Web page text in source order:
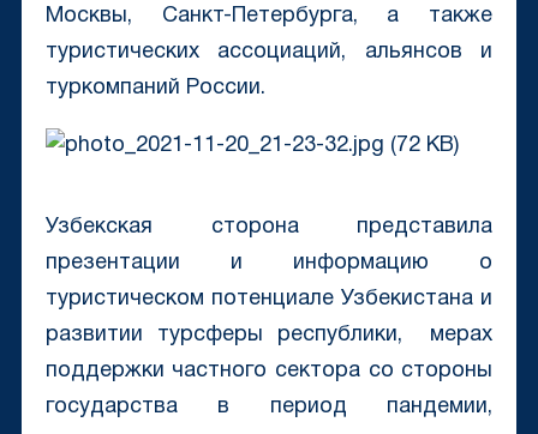
Москвы, Санкт-Петербурга, а также
туристических ассоциаций, альянсов и
туркомпаний России.
Узбекская сторона представила
презентации и информацию о
туристическом потенциале Узбекистана и
развитии турсферы республики, мерах
поддержки частного сектора со стороны
государства в период пандемии,